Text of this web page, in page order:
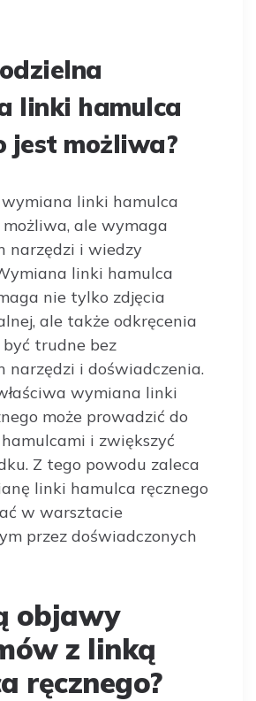
linki hamulca
jest możliwa?
linki hamulca
możliwa, ale wymaga
narzędzi i wiedzy
linki hamulca
nie tylko zdjęcia
ale także odkręcenia
być trudne bez
narzędzi i doświadczenia.
wymiana linki
może prowadzić do
i zwiększyć
Z tego powodu zaleca
linki hamulca ręcznego
w warsztacie
przez doświadczonych
objawy
z linką
ręcznego?